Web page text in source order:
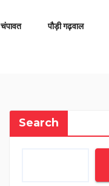
चंपावत पौड़ी गढ़वाल
Search